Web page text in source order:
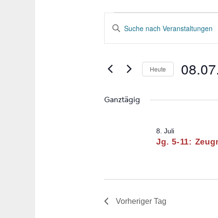
für
08.07.26
Veranstaltungen
Suche
und
Ansichten,
Navigation
Bitte
Suche
Schlüsselwort.
Heute
wählen.
Ganztägig
Jg. 5-11:
8. Juli
Vorheriger Tag